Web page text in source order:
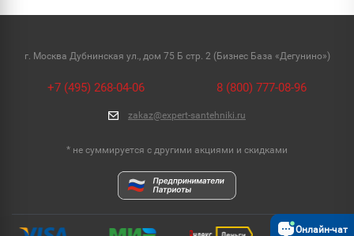
г. Москва Дубнинская ул., дом 75 Б стр. 2 (Бизнес База «Дегунино»)
+7 (495) 268-04-06 8 (800) 777-08-96
zakaz@expert-santehniki.ru
* не суммируется с другими акциями и скидками
Онлайн-чат